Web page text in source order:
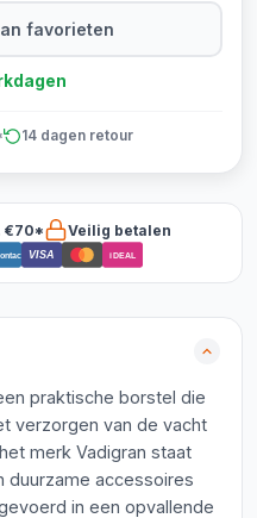
favorieten
14 dagen retour
€70*
Veilig betalen
VISA iDEAL
praktische borstel die
verzorgen van de vacht
merk Vadigran staat
duurzame accessoires
in een opvallende